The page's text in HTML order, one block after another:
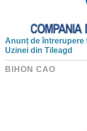
Anunț de întrerupere
Uzinei din Tileagd
BIHON CAO